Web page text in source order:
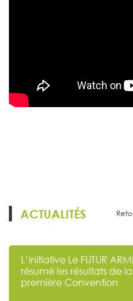
ACTUALITÉS
L’initiative Le FUTUR
résumé les résultats de la
première Convention